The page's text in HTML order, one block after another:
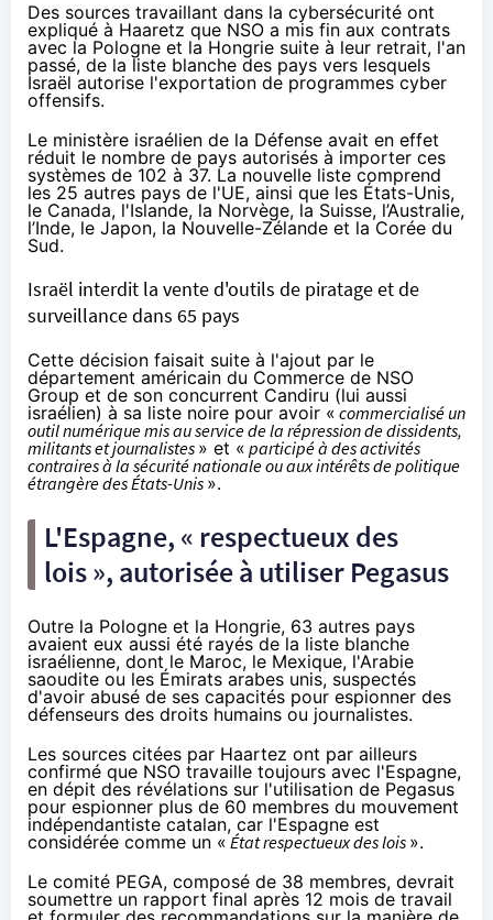
Des sources travaillant dans la cybersécurité ont
expliqué à Haaretz que NSO a mis fin aux contrats
avec la Pologne et la Hongrie suite à leur retrait, l'an
passé, de la liste blanche des pays vers lesquels
Israël autorise l'exportation de programmes cyber
offensifs.
Le ministère israélien de la Défense avait en effet
réduit le nombre de pays autorisés à importer ces
systèmes de 102 à 37. La nouvelle liste comprend
les 25 autres pays de l'UE, ainsi que les États-Unis,
le Canada, l'Islande, la Norvège, la Suisse, l’Australie,
l’Inde, le Japon, la Nouvelle-Zélande et la Corée du
Sud.
Israël interdit la vente d'outils de piratage et de
surveillance dans 65 pays
Cette décision faisait suite à l'ajout par le
département américain du Commerce de NSO
Group et de son concurrent Candiru (lui aussi
israélien) à sa liste noire pour avoir « commercialisé un
outil numérique mis au service de la répression de dissidents,
militants et journalistes » et « participé à des activités
contraires à la sécurité nationale ou aux intérêts de politique
étrangère des États-Unis ».
L'Espagne, « respectueux des
lois », autorisée à utiliser Pegasus
Outre la Pologne et la Hongrie, 63 autres pays
avaient eux aussi été rayés de la liste blanche
israélienne, dont le Maroc, le Mexique, l'Arabie
saoudite ou les Émirats arabes unis, suspectés
d'avoir abusé de ses capacités pour espionner des
défenseurs des droits humains ou journalistes.
Les sources citées par Haartez ont par ailleurs
confirmé que NSO travaille toujours avec l'Espagne,
en dépit des révélations sur l'utilisation de Pegasus
pour espionner plus de 60 membres du mouvement
indépendantiste catalan, car l'Espagne est
considérée comme un « État respectueux des lois ».
Le comité PEGA, composé de 38 membres, devrait
soumettre un rapport final après 12 mois de travail